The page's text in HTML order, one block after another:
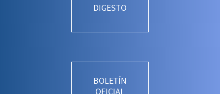
DIGESTO
BOLETÍN
OFICIAL